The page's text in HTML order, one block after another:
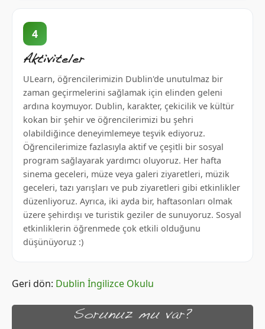
4
Aktiviteler
ULearn, öğrencilerimizin Dublin'de unutulmaz bir
zaman geçirmelerini sağlamak için elinden geleni
ardına koymuyor. Dublin, karakter, çekicilik ve kültür
kokan bir şehir ve öğrencilerimizi bu şehri
olabildiğince deneyimlemeye teşvik ediyoruz.
Öğrencilerimize fazlasıyla aktif ve çeşitli bir sosyal
program sağlayarak yardımcı oluyoruz. Her hafta
sinema geceleri, müze veya galeri ziyaretleri, müzik
geceleri, tazı yarışları ve pub ziyaretleri gibi etkinlikler
düzenliyoruz. Ayrıca, iki ayda bir, haftasonları olmak
üzere şehirdışı ve turistik geziler de sunuyoruz. Sosyal
etkinliklerin öğrenmede çok etkili olduğunu
düşünüyoruz :)
Geri dön: Dublin İngilizce Okulu
Sorunuz mu var?